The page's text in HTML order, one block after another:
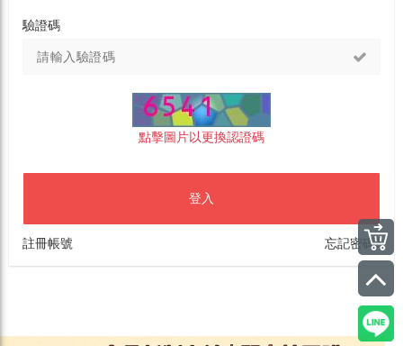
驗證碼
點擊圖片以更換認證碼
登入
註冊帳號 忘記密碼?